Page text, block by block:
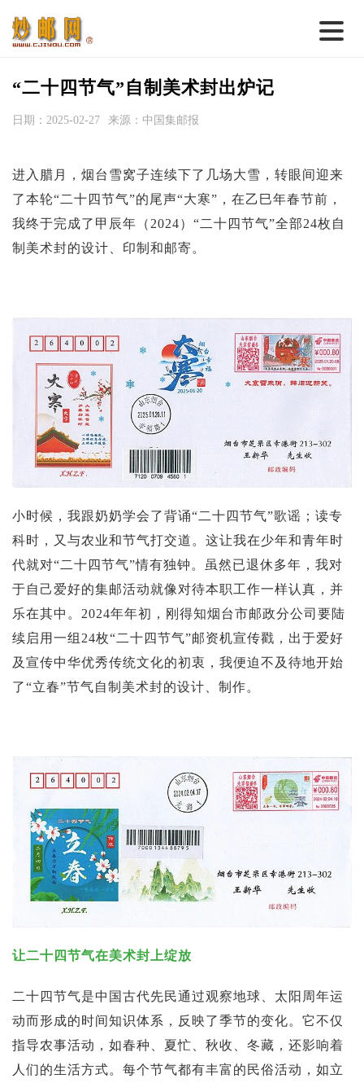
首 页
名家综述
热点话题
邮币卡苑
集藏资讯
投资论坛
“二十四节气”自制美术封出炉记
日期：2025-02-27 来源：中国集邮报
进入腊月，烟台雪窝子连续下了几场大雪，转眼间迎来
了本轮“二十四节气”的尾声“大寒”，在乙巳年春节前，
我终于完成了甲辰年（2024）“二十四节气”全部24枚自
制美术封的设计、印制和邮寄。
小时候，我跟奶奶学会了背诵“二十四节气”歌谣；读专
科时，又与农业和节气打交道。这让我在少年和青年时
代就对“二十四节气”情有独钟。虽然已退休多年，我对
于自己爱好的集邮活动就像对待本职工作一样认真，并
乐在其中。2024年年初，刚得知烟台市邮政分公司要陆
续启用一组24枚“二十四节气”邮资机宣传戳，出于爱好
及宣传中华优秀传统文化的初衷，我便迫不及待地开始
了“立春”节气自制美术封的设计、制作。
让二十四节气在美术封上绽放
二十四节气是中国古代先民通过观察地球、太阳周年运
动而形成的时间知识体系，反映了季节的变化。它不仅
指导农事活动，如春种、夏忙、秋收、冬藏，还影响着
人们的生活方式。每个节气都有丰富的民俗活动，如立